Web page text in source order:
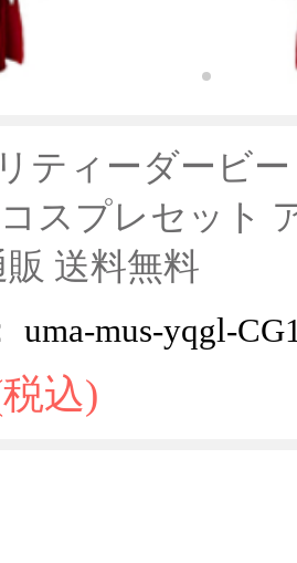
ティーダービ
スプレセット
販 送料無料
uma-mus-yqgl-
込)